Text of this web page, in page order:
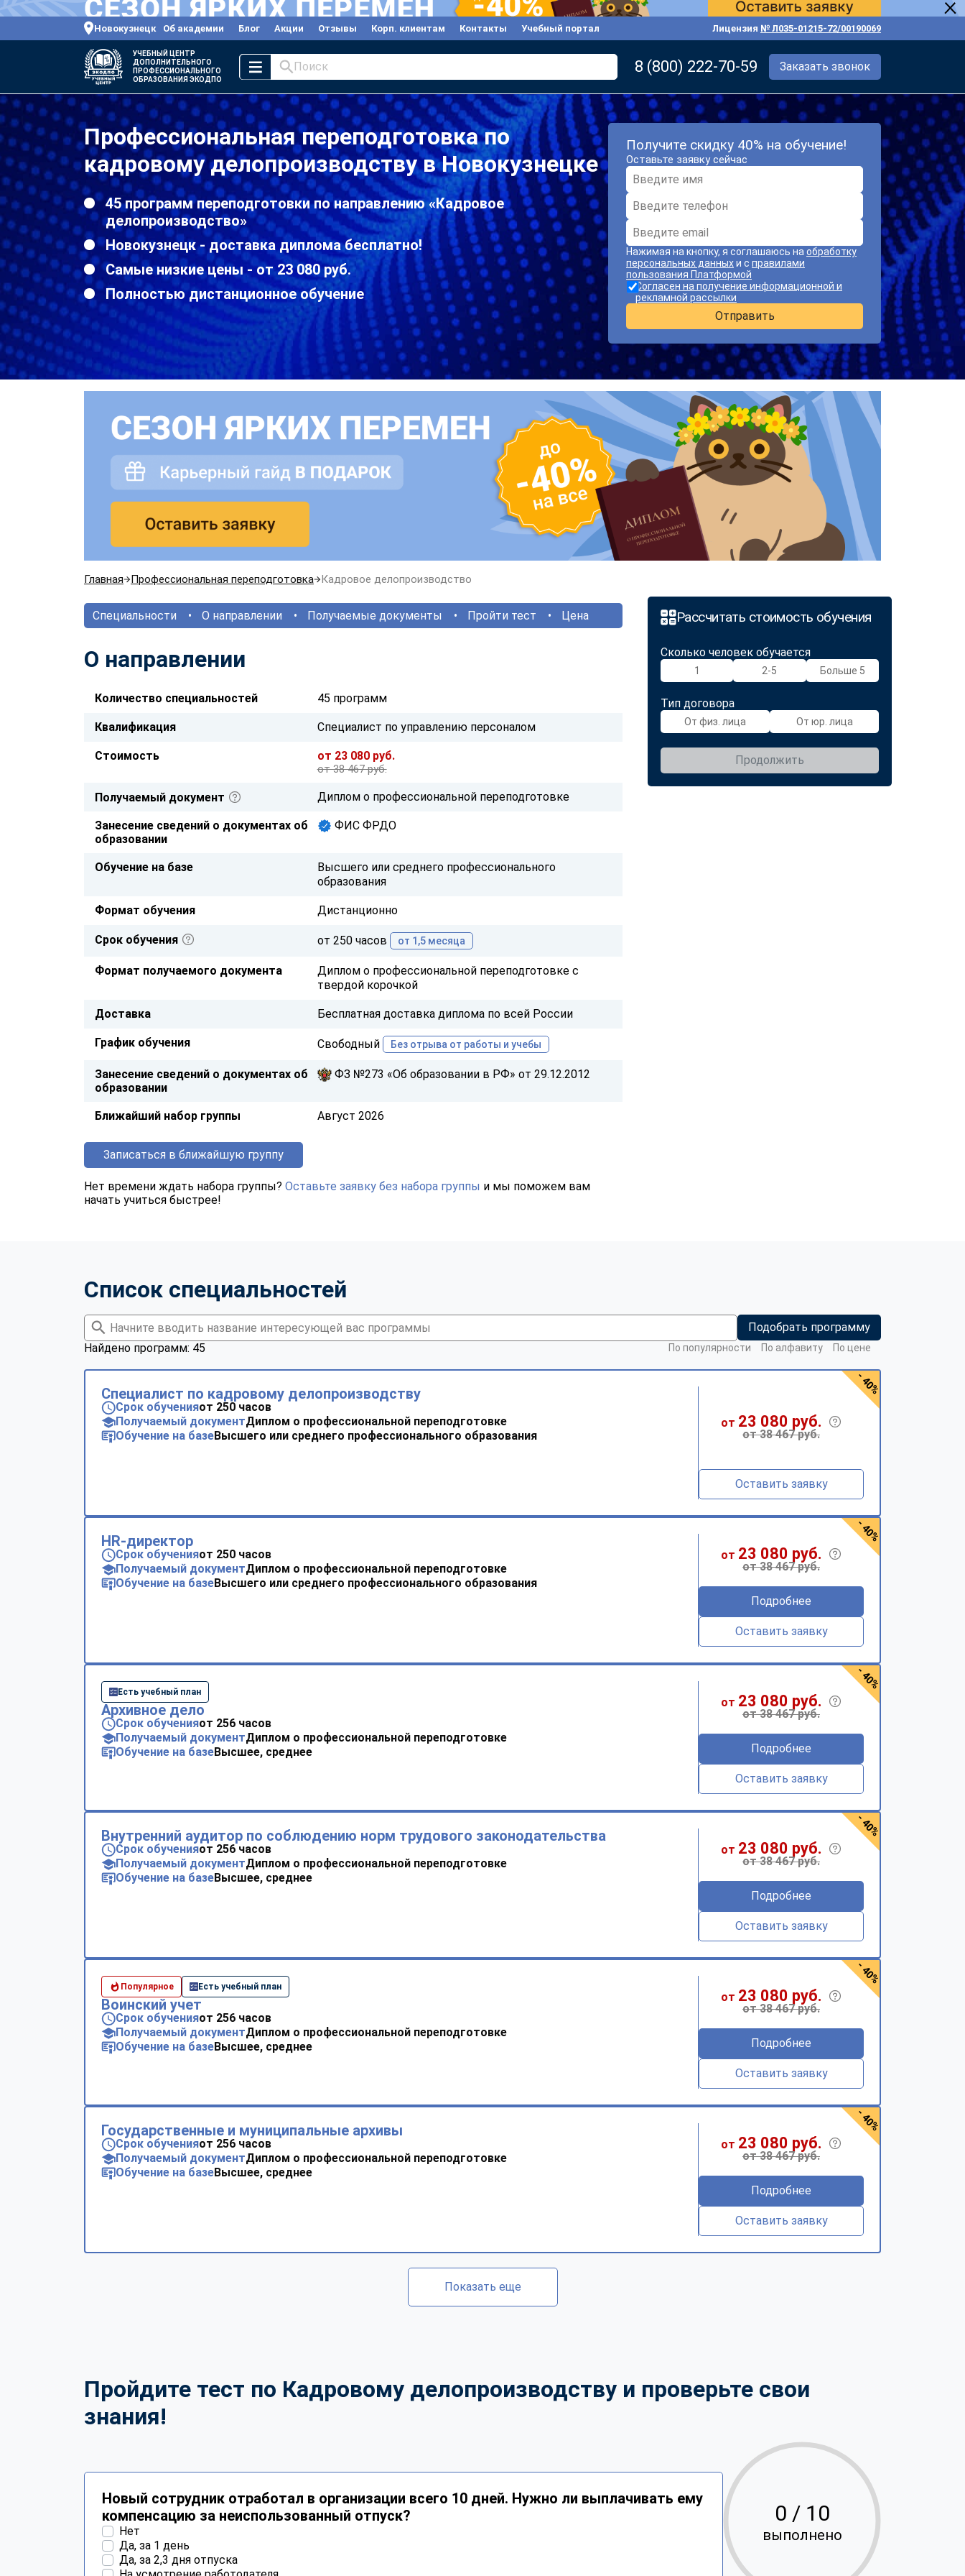
Новокузнецк Об академии Блог Акции Отзывы Корп. клиентам Контакты Учебный портал Лицензия № Л035-01215-72/00190069
УЧЕБНЫЙ ЦЕНТР
ДОПОЛНИТЕЛЬНОГО
ПРОФЕССИОНАЛЬНОГО
ОБРАЗОВАНИЯ ЭКОДПО
Поиск 8 (800) 222-70-59 Заказать звонок
Профессиональная переподготовка по
кадровому делопроизводству в Новокузнецке
45 программ переподготовки по направлению «Кадровое
делопроизводство»
Новокузнецк - доставка диплома бесплатно!
Самые низкие цены - от 23 080 руб.
Полностью дистанционное обучение
Получите скидку 40% на обучение!
Оставьте заявку сейчас
Нажимая на кнопку, я соглашаюсь на обработку
персональных данныхи с правилами
пользования Платформой
Согласен на получение информационной и
рекламной рассылки
Отправить
Главная Профессиональная переподготовка Кадровое делопроизводство
Рассчитать стоимость обучения
Сколько человек обучается
1 2-5 Больше 5
Тип договора
От физ. лица От юр. лица
Продолжить
Специальности О направлении Получаемые документы Пройти тест Цена
О направлении
Количество специальностей 45 программ
Квалификация Специалист по управлению персоналом
Стоимость от 23 080 руб.
от 38 467 руб.
Получаемый документ Диплом о профессиональной переподготовке
Занесение сведений о документах об
образовании
ФИС ФРДО
Обучение на базе
Высшего или среднего профессионального
образования
Формат обучения Дистанционно
Срок обучения от 250 часов от 1,5 месяца
Формат получаемого документа
Диплом о профессиональной переподготовке с
твердой корочкой
Доставка Бесплатная доставка диплома по всей России
График обучения Свободный Без отрыва от работы и учебы
Занесение сведений о документах об
образовании
ФЗ №273 «Об образовании в РФ» от 29.12.2012
Ближайший набор группы Август 2026
Записаться в ближайшую группу
Нет времени ждать набора группы? Оставьте заявку без набора группы и мы поможем вам
начать учиться быстрее!
Список специальностей
Подобрать программу
Найдено программ: 45
По популярности По алфавиту По цене
Специалист по кадровому делопроизводству
Срок обученияот 250 часов
Получаемый документДиплом о профессиональной переподготовке
Обучение на базеВысшего или среднего профессионального образования
от 23 080 руб.
от 38 467 руб.
Оставить заявку
- 40%
HR-директор
Срок обученияот 250 часов
Получаемый документДиплом о профессиональной переподготовке
Обучение на базеВысшего или среднего профессионального образования
от 23 080 руб.
от 38 467 руб.
Подробнее
Оставить заявку
- 40%
Есть учебный план
Архивное дело
Срок обученияот 256 часов
Получаемый документДиплом о профессиональной переподготовке
Обучение на базеВысшее, среднее
от 23 080 руб.
от 38 467 руб.
Подробнее
Оставить заявку
- 40%
Внутренний аудитор по соблюдению норм трудового законодательства
Срок обученияот 256 часов
Получаемый документДиплом о профессиональной переподготовке
Обучение на базеВысшее, среднее
от 23 080 руб.
от 38 467 руб.
Подробнее
Оставить заявку
- 40%
Популярное Есть учебный план
Воинский учет
Срок обученияот 256 часов
Получаемый документДиплом о профессиональной переподготовке
Обучение на базеВысшее, среднее
от 23 080 руб.
от 38 467 руб.
Подробнее
Оставить заявку
- 40%
Государственные и муниципальные архивы
Срок обученияот 256 часов
Получаемый документДиплом о профессиональной переподготовке
Обучение на базеВысшее, среднее
от 23 080 руб.
от 38 467 руб.
Подробнее
Оставить заявку
- 40%
Показать еще
Пройдите тест по Кадровому делопроизводству и проверьте свои
знания!
Новый сотрудник отработал в организации всего 10 дней. Нужно ли выплачивать ему
компенсацию за неиспользованный отпуск?
Нет
Да, за 1 день
Да, за 2,3 дня отпуска
0 / 10
выполнено